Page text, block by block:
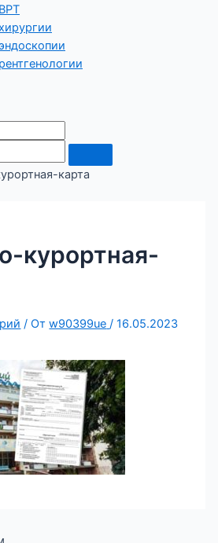
карта
курортная-
/ От w90399ue /16.05.2023